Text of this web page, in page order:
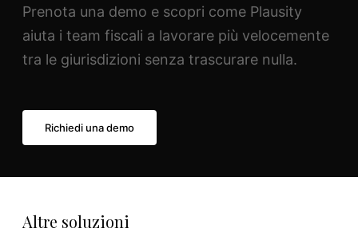
Prenota una demo e scopri come Plausity
aiuta i team fiscali a lavorare più velocemente
tra le giurisdizioni senza trascurare nulla.
Richiedi una demo
Altre soluzioni